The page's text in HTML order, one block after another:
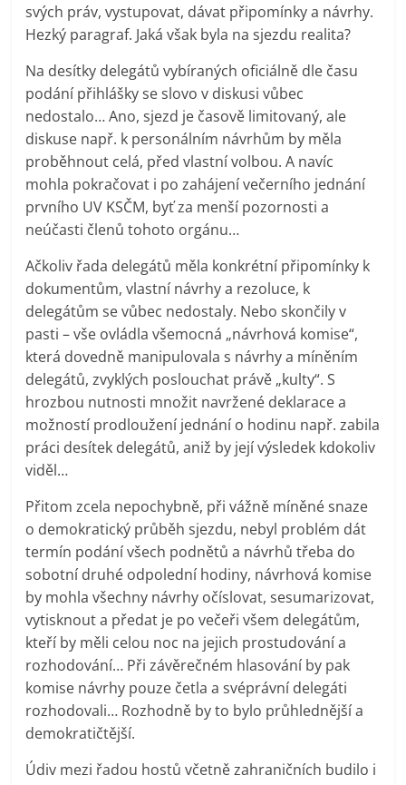
svých práv, vystupovat, dávat připomínky a návrhy.
Hezký paragraf. Jaká však byla na sjezdu realita?
Na desítky delegátů vybíraných oficiálně dle času
podání přihlášky se slovo v diskusi vůbec
nedostalo… Ano, sjezd je časově limitovaný, ale
diskuse např. k personálním návrhům by měla
proběhnout celá, před vlastní volbou. A navíc
mohla pokračovat i po zahájení večerního jednání
prvního UV KSČM, byť za menší pozornosti a
neúčasti členů tohoto orgánu…
Ačkoliv řada delegátů měla konkrétní připomínky k
dokumentům, vlastní návrhy a rezoluce, k
delegátům se vůbec nedostaly. Nebo skončily v
pasti – vše ovládla všemocná „návrhová komise“,
která dovedně manipulovala s návrhy a míněním
delegátů, zvyklých poslouchat právě „kulty“. S
hrozbou nutnosti množit navržené deklarace a
možností prodloužení jednání o hodinu např. zabila
práci desítek delegátů, aniž by její výsledek kdokoliv
viděl…
Přitom zcela nepochybně, při vážně míněné snaze
o demokratický průběh sjezdu, nebyl problém dát
termín podání všech podnětů a návrhů třeba do
sobotní druhé odpolední hodiny, návrhová komise
by mohla všechny návrhy očíslovat, sesumarizovat,
vytisknout a předat je po večeři všem delegátům,
kteří by měli celou noc na jejich prostudování a
rozhodování… Při závěrečném hlasování by pak
komise návrhy pouze četla a svéprávní delegáti
rozhodovali… Rozhodně by to bylo průhlednější a
demokratičtější.
Údiv mezi řadou hostů včetně zahraničních budilo i